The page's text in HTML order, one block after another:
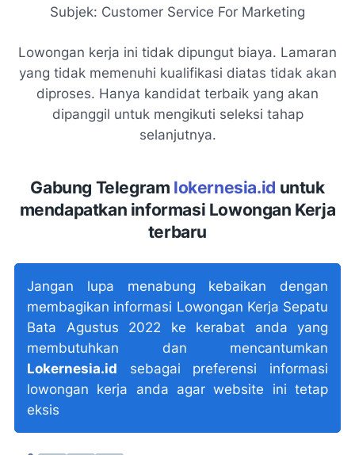
Subjek: Customer Service For Marketing
Lowongan kerja ini tidak dipungut biaya. Lamaran
yang tidak memenuhi kualifikasi diatas tidak akan
diproses. Hanya kandidat terbaik yang akan
dipanggil untuk mengikuti seleksi tahap
selanjutnya.
Gabung Telegram lokernesia.id untuk
mendapatkan informasi Lowongan Kerja
terbaru
Jangan lupa menabung kebaikan dengan
membagikan informasi Lowongan Kerja Sepatu
Bata Agustus 2022 ke kerabat anda yang
membutuhkan dan mencantumkan
Lokernesia.id sebagai preferensi informasi
lowongan kerja anda agar website ini tetap
eksis